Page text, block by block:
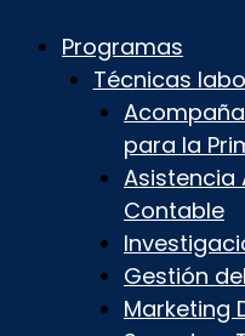
Programas
Técnicas
para la
Asistencia
Contable
Gestión
Marketing